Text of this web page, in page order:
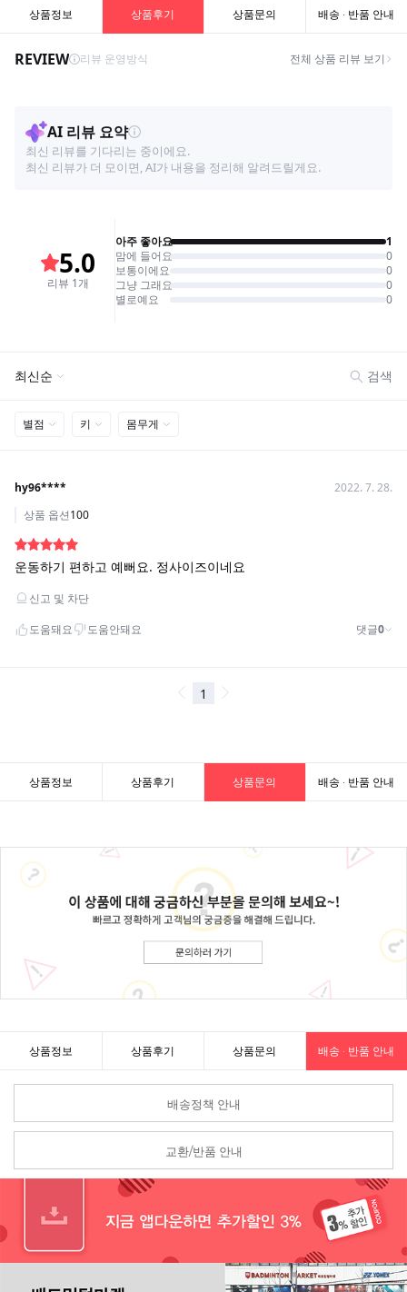
상품정보 상품후기 상품문의 배송 · 반품 안내
상품정보 상품후기 상품문의 배송 · 반품 안내
상품정보 상품후기 상품문의 배송 · 반품 안내
배송정책 안내
교환/반품 안내